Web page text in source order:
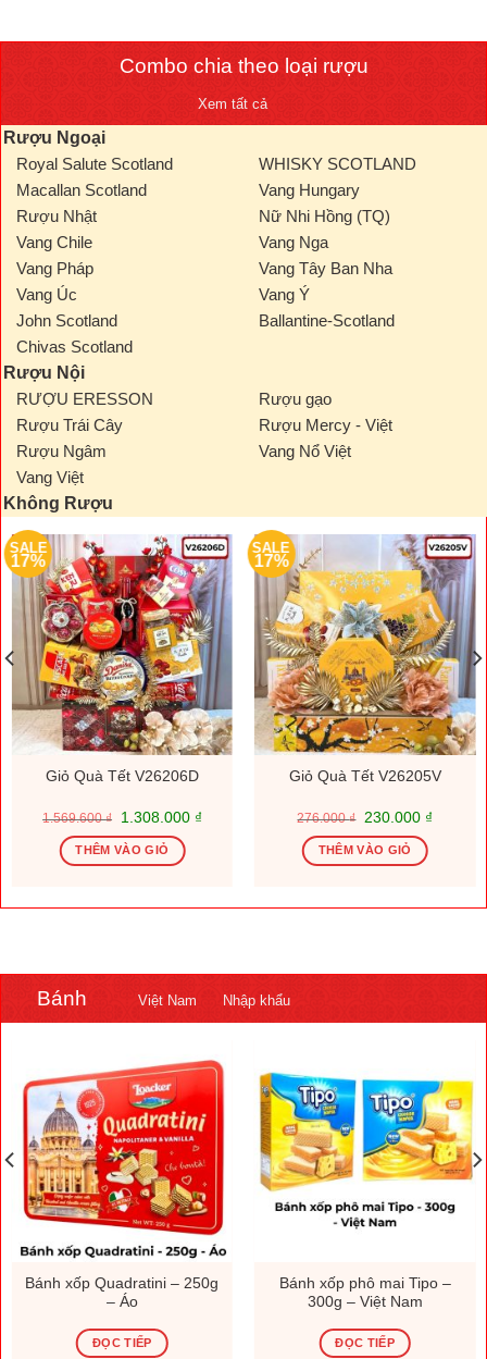
Combo chia theo loại rượu
Xem tất cả
Rượu Ngoại
Royal Salute Scotland
WHISKY SCOTLAND
Macallan Scotland
Vang Hungary
Rượu Nhật
Nữ Nhi Hồng (TQ)
Vang Chile
Vang Nga
Vang Pháp
Vang Tây Ban Nha
Vang Úc
Vang Ý
John Scotland
Ballantine-Scotland
Chivas Scotland
Rượu Nội
RƯỢU ERESSON
Rượu gạo
Rượu Trái Cây
Rượu Mercy - Việt
Rượu Ngâm
Vang Nổ Việt
Vang Việt
Không Rượu
SALE
17%
Giỏ Quà Tết V26206D
1.569.600₫
Giá
là:
1.569.600 ₫.
1.308.000 ₫Giá
THÊM VÀO GIỎ
SALE
17%
Giỏ Quà Tết V26205V
276.000₫
Giá
là:
276.000 ₫.
230.000 ₫Giá
THÊM VÀO GIỎ
Bánh Việt Nam Nhập khẩu
Bánh xốp Quadratini – 250g
– Áo
ĐỌC TIẾP
Bánh xốp phô mai Tipo –
300g – Việt Nam
ĐỌC TIẾP